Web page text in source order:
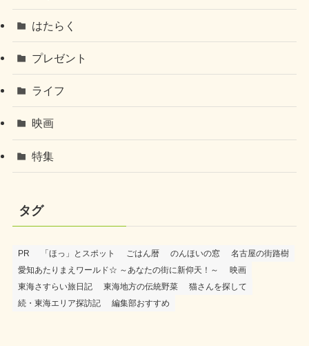
はたらく
プレゼント
ライフ
映画
特集
タグ
PR 「ほっ」とスポット ごはん暦 のんほいの窓
名古屋の街路樹
愛知あたりまえワールド☆ ～あなたの街に新仰天！～
映画
東海さすらい旅日記
東海地方の伝統野菜
猫さんを探して
続・東海エリア探訪記
編集部おすすめ